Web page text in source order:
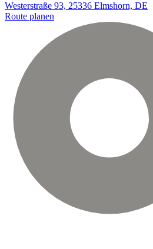
Westerstraße 93, 25336 Elmshorn, DE
Route planen